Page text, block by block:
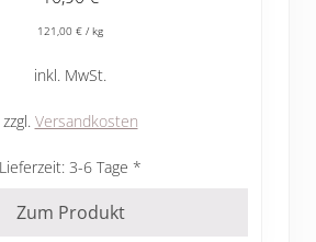
121,00 € /kg
inkl. MwSt.
zzgl. Versandkosten
Lieferzeit: 3-6 Tage
Zum Produkt